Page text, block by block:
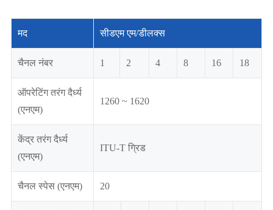
मद सीडएम एम/डीलक्स
चैनल नंबर 1 2 4 8 16 18
ऑपरेटिंग तरंग दैर्ध्य
(एनएम)
1260 ~ 1620
केंद्र तरंग दैर्ध्य
(एनएम)
ITU-T ग्रिड
चैनल स्पेस (एनएम) 20